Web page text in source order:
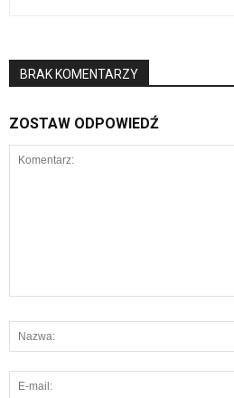
BRAK KOMENTARZY
ZOSTAW ODPOWIEDŹ